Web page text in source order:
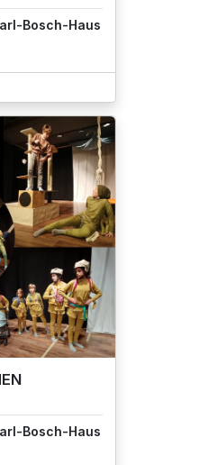
Bosch-Haus
Bosch-Haus